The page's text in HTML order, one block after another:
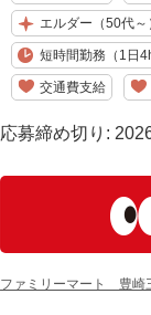
エルダー（50代～
短時間勤務（1日
交通費支給
応募締め切り:
ファミリーマート 豊崎